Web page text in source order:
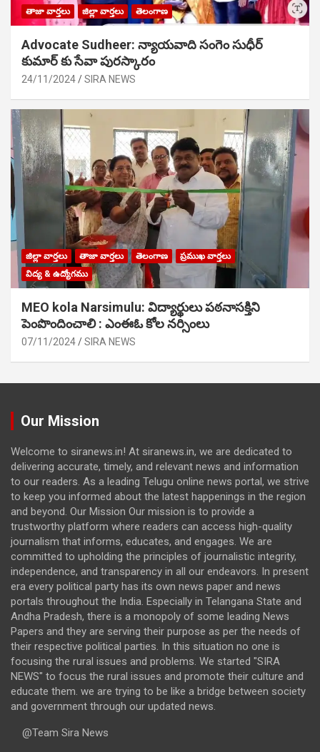
తాజా వార్తలు జిల్లా వార్తలు తెలంగాణ
Advocate Sudheer: న్యాయవాది సంగెం సుధీర్
కుమార్ కు సేవా పురస్కారం
24/11/2024 SIRA NEWS
జిల్లా వార్తలు తాజా వార్తలు తెలంగాణ
ప్రముఖ వార్తలు
విద్య & ఉద్యోగము
MEO kola Narsimulu: విద్యార్థులు పఠ‌నాసక్తిని
పెంపొందించాలి : ఎంఈఓ కోల నర్సింలు
07/11/2024 SIRA NEWS
Our Mission
Welcome to siranews.in! At siranews.in, we are dedicated to
delivering accurate, timely, and relevant news and information
to our readers. As a leading Telugu online news portal, we strive
to keep you informed about the latest happenings in the region
and beyond. Our Mission Our mission is to provide a
trustworthy platform where readers can access high-quality
journalism that informs, educates, and engages. We are
committed to upholding the principles of journalistic integrity,
independence, and transparency in all our endeavors. In present
era every political party has its own news paper and news
portals throughout the India. Especially in Telangana State and
Andha Pradesh, there is a monopoly of some leading News
Papers and they are serving their purpose as per the needs of
their respective political parties. In this situation no one is
focusing the rural issues and problems. We started "SIRA
NEWS" to focus the rural issues and promote their culture and
educate them. we are trying to be like a bridge between society
and government through our updated news.
@Team Sira News